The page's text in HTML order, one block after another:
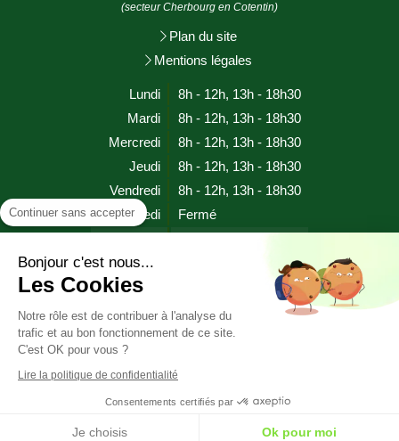
(secteur Cherbourg en Cotentin)
Plan du site
Mentions légales
Lundi 8h - 12h, 13h - 18h30
Mardi
8h - 12h, 13h - 18h30
Mercredi
8h - 12h, 13h - 18h30
Jeudi
8h - 12h, 13h - 18h30
Vendredi
8h - 12h, 13h - 18h30
Samedi
Fermé
Prendre rendez-vous
HYPNOSE SOPHROLOGIE EFT RITMO (proche EMDR)
Création et référencement du site par Simplébo
Continuer sans accepter
Bonjour c'est nous...
Les Cookies
Notre rôle est de contribuer à l'analyse du
trafic et au bon fonctionnement de ce site.
C'est OK pour vous ?
Lire la politique de confidentialité
Consentements certifiés par
Je choisis Ok pour moi